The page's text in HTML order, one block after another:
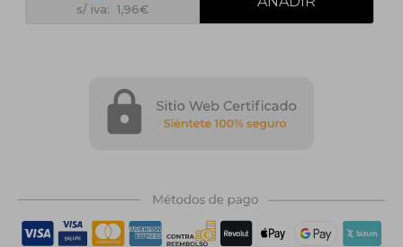
s/ iva: 1,96€